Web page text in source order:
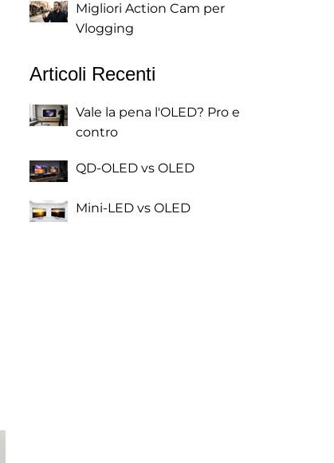
Migliori Action Cam per
Vlogging
Articoli Recenti
Vale la pena l'OLED? Pro e
contro
QD-OLED vs OLED
Mini-LED vs OLED